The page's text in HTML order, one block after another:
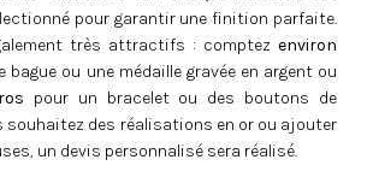
pour garantir une finition parfaite.
très attractifs : comptez environ
bague ou une médaille gravée en argent ou
pour un bracelet ou des boutons de
souhaitez des réalisations en or ou ajouter
un devis personnalisé sera réalisé.